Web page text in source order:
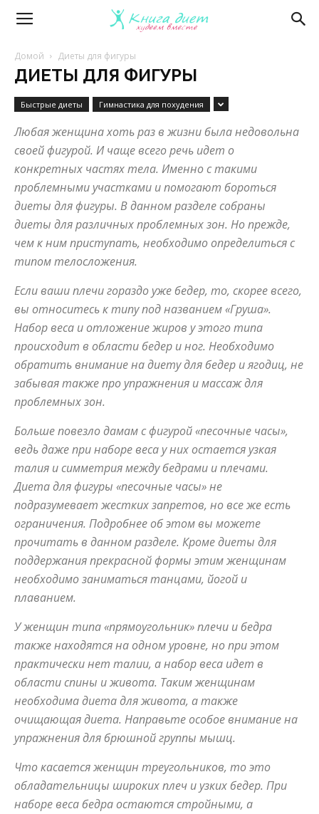
Книга
диет
эффективные
советы
для
похудения
Домой Диеты для фигуры
ДИЕТЫ ДЛЯ ФИГУРЫ
Быстрые диеты Гимнастика для похудения
Любая женщина хоть раз в жизни была недовольна
своей фигурой. И чаще всего речь идет о
конкретных частях тела. Именно с такими
проблемными участками и помогают бороться
диеты для фигуры. В данном разделе собраны
диеты для различных проблемных зон. Но прежде,
чем к ним приступать, необходимо определиться с
типом телосложения.
Если ваши плечи гораздо уже бедер, то, скорее всего,
вы относитесь к типу под названием «Груша».
Набор веса и отложение жиров у этого типа
происходит в области бедер и ног. Необходимо
обратить внимание на диету для бедер и ягодиц, не
забывая также про упражнения и массаж для
проблемных зон.
Больше повезло дамам с фигурой «песочные часы»,
ведь даже при наборе веса у них остается узкая
талия и симметрия между бедрами и плечами.
Диета для фигуры «песочные часы» не
подразумевает жестких запретов, но все же есть
ограничения. Подробнее об этом вы можете
прочитать в данном разделе. Кроме диеты для
поддержания прекрасной формы этим женщинам
необходимо заниматься танцами, йогой и
плаванием.
У женщин типа «прямоугольник» плечи и бедра
также находятся на одном уровне, но при этом
практически нет талии, а набор веса идет в
области спины и живота. Таким женщинам
необходима диета для живота, а также
очищающая диета. Направьте особое внимание на
упражнения для брюшной группы мышц.
Что касается женщин треугольников, то это
обладательницы широких плеч и узких бедер. При
наборе веса бедра остаются стройными, а